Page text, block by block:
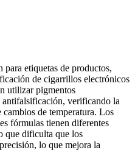
etiquetas de productos,
de cigarrillos electrónicos
utilizar pigmentos
antifalsificación, verificando la
de temperatura. Los
fórmulas tienen diferentes
que dificulta que los
lo que mejora la